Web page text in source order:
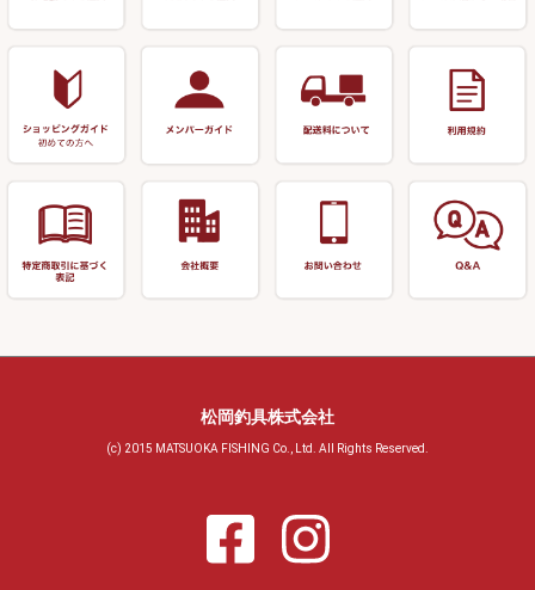
替網・仕付糸
玉置（高級品）
万力付お膳・うどん皿
先受・メスネジ・その他
小物ケース・保護ケース
防寒コーナー
リサイクル 玉網・玉置・フラ
リサイクル 浮子箱・浮子筒・
アウトレット商品
松岡釣具株式会社
(c) 2015 MATSUOKA FISHING Co., Ltd. All Rights Reserved.